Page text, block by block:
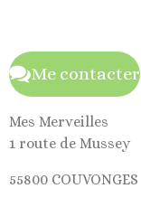
Me contacter
Mes Merveilles
1 route de Mussey
55800 COUVONGES